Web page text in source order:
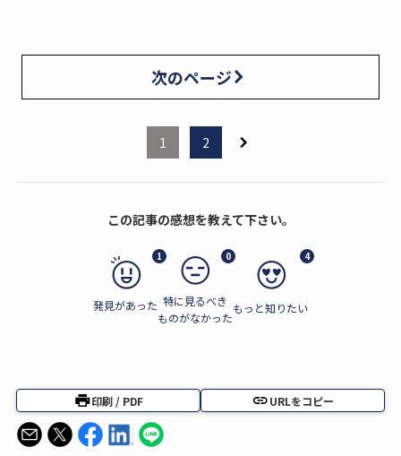
次のページ
1 2
この記事の感想を教えて下さい。
1
発見があった
0
特に見るべき
ものがなかった
4
もっと知りたい
印刷 / PDF URLをコピー